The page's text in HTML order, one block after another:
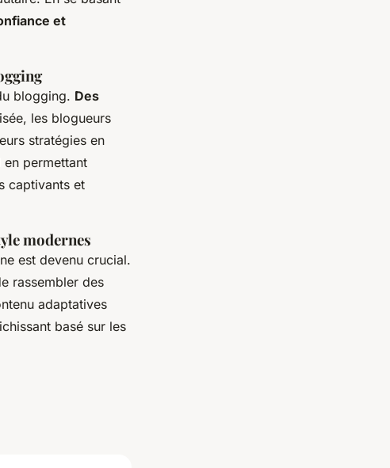
et
blogging. Des
les blogueurs
stratégies en
permettant
captivants et
modernes
est devenu crucial.
rassembler des
adaptatives
basé sur les